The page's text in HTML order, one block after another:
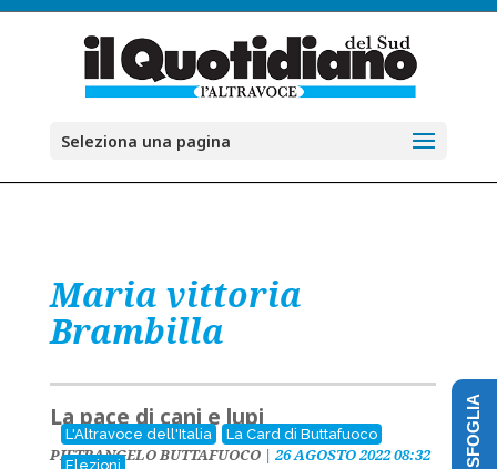
Seleziona una pagina
Maria vittoria
Brambilla
L'Altravoce dell'Italia
La Card di Buttafuoco
Elezioni
La pace di cani e lupi
PIETRANGELO BUTTAFUOCO| 26 AGOSTO 2022 08:32 SFOGLIA